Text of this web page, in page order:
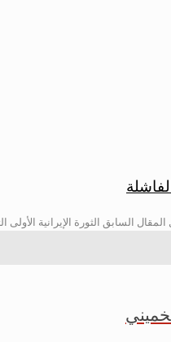
بدأت عام 1906 وانتهت مرحليا بإقرار دستور؛ وينبغي التذكرة أن